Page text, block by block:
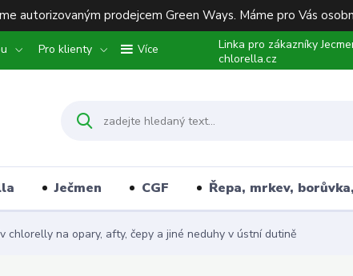
autorizovaným prodejcem Green Ways. Máme pro Vás
Pro klienty Více
Linka pro zákazníky
chlorella.cz
Ječmen CGF Řepa, mrkev,
chlorelly na opary, afty, čepy a jiné neduhy v ústní dutině